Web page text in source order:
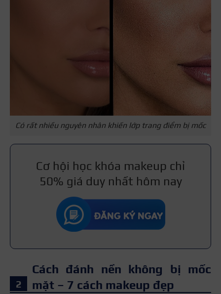
Có rất nhiều nguyên nhân khiến lớp trang điểm bị mốc
Cơ hội học khóa makeup chỉ
50% giá duy nhất hôm nay
Cách đánh nền không bị mốc
mặt – 7 cách makeup đẹp